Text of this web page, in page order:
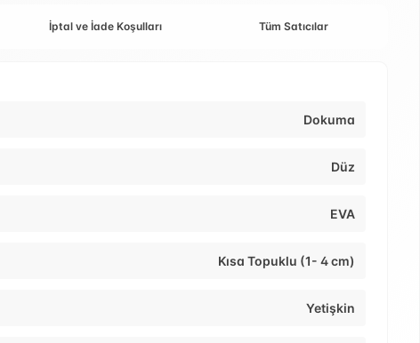
İptal ve İade Koşulları Tüm Satıcılar
Dokuma
Düz
EVA
Kısa Topuklu (1- 4 cm)
Yetişkin